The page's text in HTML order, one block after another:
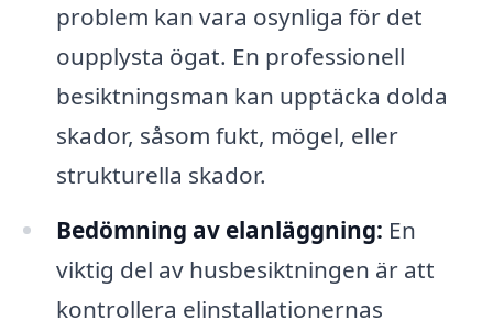
problem kan vara osynliga för det
oupplysta ögat. En professionell
besiktningsman kan upptäcka dolda
skador, såsom fukt, mögel, eller
strukturella skador.
Bedömning av elanläggning: En
viktig del av husbesiktningen är att
kontrollera elinstallationernas